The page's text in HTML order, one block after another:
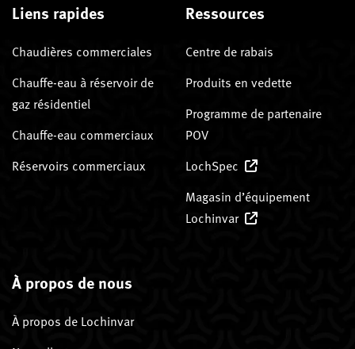
Liens rapides
Chaudières commerciales
Chauffe-eau à réservoir de
gaz résidentiel
Chauffe-eau commerciaux
Réservoirs commerciaux
Ressources
Centre de rabais
Produits en vedette
Programme de partenaire
POV
LochSpec
Magasin d’équipement
Lochinvar
À propos de nous
À propos de Lochinvar